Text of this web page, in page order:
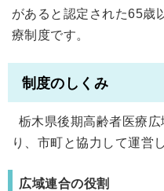
があると認定された65歳
療制度です。
制度のしくみ
栃木県後期高齢者医療
り、市町と協力して運営
広域連合の役割